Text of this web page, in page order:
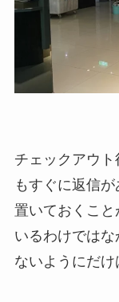
チェックアウ
もすぐに返信
置いておくこ
いるわけでは
ないようにだけ